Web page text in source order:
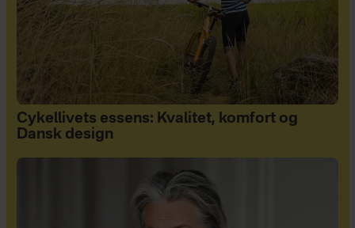
Cykellivets essens: Kvalitet, komfort og
Dansk design